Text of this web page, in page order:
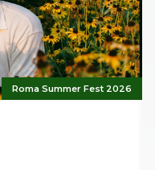
Roma Summer Fest 2026